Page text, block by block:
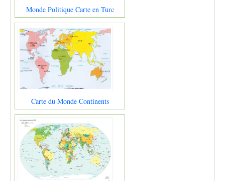
Monde Politique Carte en Turc
Carte du Monde Continents